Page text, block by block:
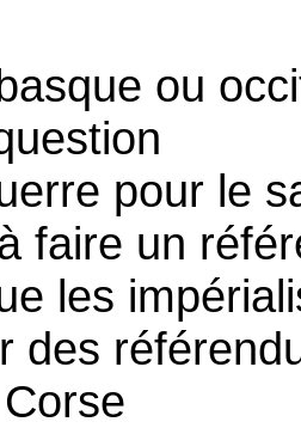
ou
pour le
faire un
les
des